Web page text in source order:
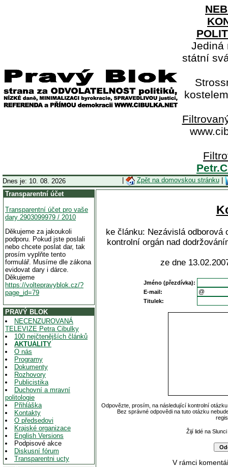
Jediná
státní
Dnes je: 10. 08. 2026 Zpět na domovskou stránku|
Transparentní účet
Transparentní účet pro vaše
dary 2903099979 / 2010
Děkujeme za jakoukoli
podporu. Pokud jste poslali
nebo chcete poslat dar, tak
prosím vyplňte tento
formulář. Musíme dle zákona
evidovat dary i dárce.
Děkujeme
https://voltepravyblok.cz/?
page_id=79
PRAVÝ BLOK
NECENZUROVANÁ
TELEVIZE Petra Cibulky
100 nejčtenějších článků
AKTUALITY
O nás
Programy
Dokumenty
Rozhovory
Publicistika
Duchovní a mravní
politologie
Přihláška
Kontakty
O předsedovi
Krajské organizace
English Versions
Podpisové akce
Diskusní fórum
Transparentni ucty
ke článku: Nezávislá odborová
kontrolní orgán nad
ze dne
Jméno (přezdívka):
E-mail:
Titulek:
Odpovězte, prosím, na následující kontrolní
Bez správné odpovědi na tuto otázku
Žijí lidé na
V rámci